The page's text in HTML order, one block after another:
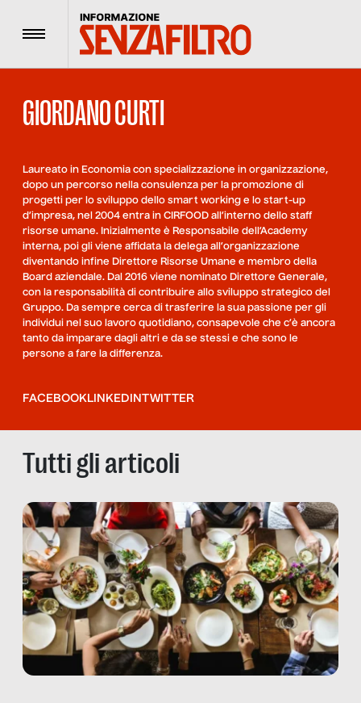
Menu
GIORDANO CURTI
Laureato in Economia con specializzazione in organizzazione,
dopo un percorso nella consulenza per la promozione di
progetti per lo sviluppo dello smart working e lo start-up
d’impresa, nel 2004 entra in CIRFOOD all’interno dello staff
risorse umane. Inizialmente è Responsabile dell’Academy
interna, poi gli viene affidata la delega all’organizzazione
diventando infine Direttore Risorse Umane e membro della
Board aziendale. Dal 2016 viene nominato Direttore Generale,
con la responsabilità di contribuire allo sviluppo strategico del
Gruppo. Da sempre cerca di trasferire la sua passione per gli
individui nel suo lavoro quotidiano, consapevole che c’è ancora
tanto da imparare dagli altri e da se stessi e che sono le
persone a fare la differenza.
FACEBOOKLINKEDIN TWITTER
Tutti gli articoli